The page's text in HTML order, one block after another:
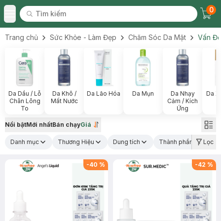
Toggle Menu
Tìm kiếm
Tìm kiếm
0
Trang chủ Sức Khỏe - Làm Đẹp Chăm Sóc Da Mặt Vấn
Da Dầu / Lỗ
Chân Lông
To
Da Khô /
Mất Nước
Da Lão Hóa Da Mụn
Da Nhạy
Cảm / Kích
Ứng
Da
Nổi bậtMới nhấtBán chạyGiá
Danh mục Thương Hiệu Dung tích Thành phần nổi bật
Lọc
-40 % -42 %